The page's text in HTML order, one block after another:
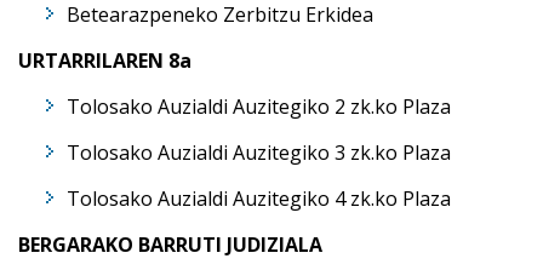
Betearazpeneko Zerbitzu Erkidea
URTARRILAREN 8a
Tolosako Auzialdi Auzitegiko 2 zk.ko Plaza
Tolosako Auzialdi Auzitegiko 3 zk.ko Plaza
Tolosako Auzialdi Auzitegiko 4 zk.ko Plaza
BERGARAKO BARRUTI JUDIZIALA